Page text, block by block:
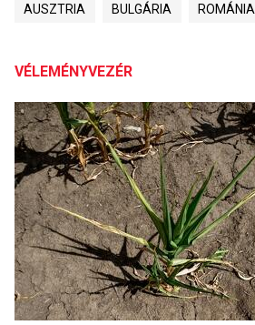
AUSZTRIA BULGÁRIA ROMÁNIA
VÉLEMÉNYVEZÉR